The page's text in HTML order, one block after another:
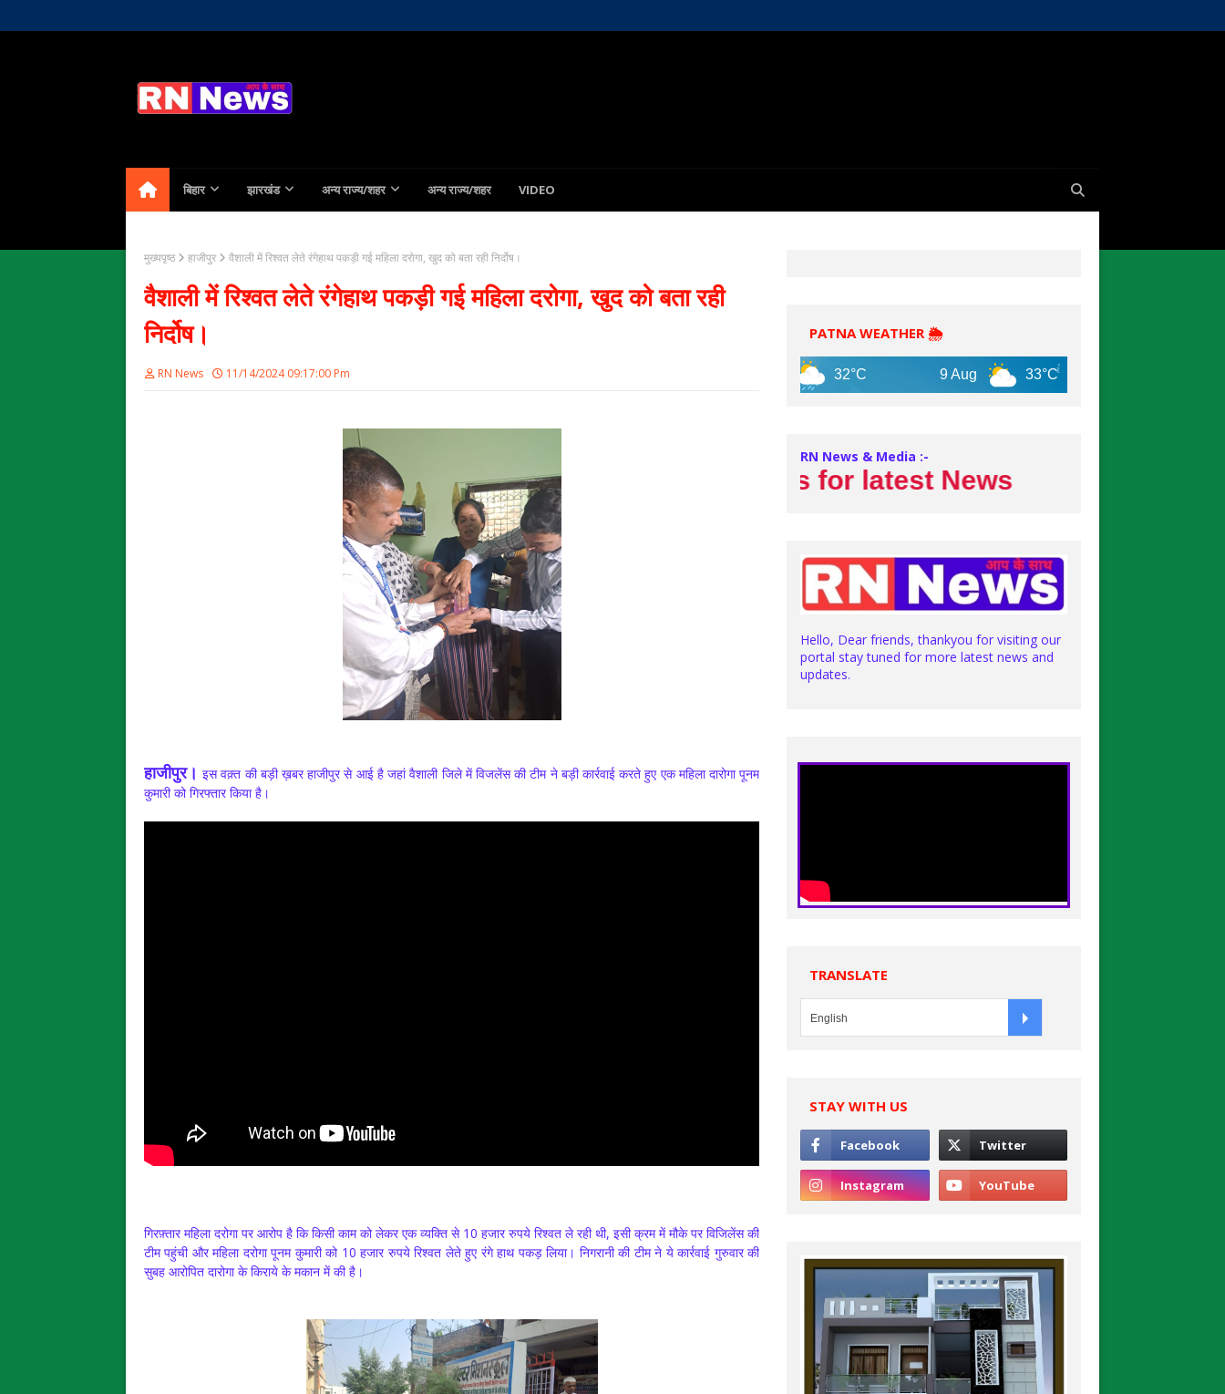
बिहार झारखंड अन्य राज्य/शहर अन्य राज्य/शहर VIDEO
मुख्यपृष्ठ हाजीपुर वैशाली में रिश्वत लेते रंगेहाथ पकड़ी गई महिला दरोगा, खुद को बता रही निर्दोष।
वैशाली में रिश्वत लेते रंगेहाथ पकड़ी गई महिला दरोगा, खुद को बता रही
निर्दोष।
RN News 11/14/2024 09:17:00 Pm
हाजीपुर। इस वक़्त की बड़ी ख़बर हाजीपुर से आई है जहां वैशाली जिले में विजलेंस की टीम ने बड़ी कार्रवाई करते हुए एक महिला दारोगा पूनम
कुमारी को गिरफ्तार किया है।
गिरफ़्तार महिला दरोगा पर आरोप है कि किसी काम को लेकर एक व्यक्ति से 10 हजार रुपये रिश्वत ले रही थी, इसी क्रम में मौके पर विजिलेंस की
टीम पहुंची और महिला दरोगा पूनम कुमारी को 10 हजार रुपये रिश्वत लेते हुए रंगे हाथ पकड़ लिया। निगरानी की टीम ने ये कार्रवाई गुरुवार की
सुबह आरोपित दारोगा के किराये के मकान में की है।
PATNA WEATHER 🌦️
32°C 33°C
RN News & Media :-
Stay with us for latest News
Hello, Dear friends, thankyou for visiting our
portal stay tuned for more latest news and
updates.
TRANSLATE
STAY WITH US